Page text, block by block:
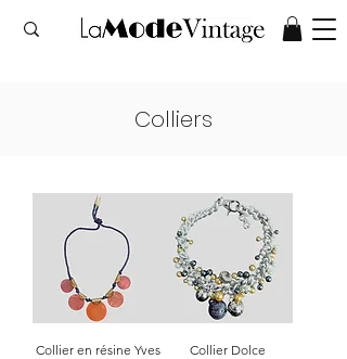
Colliers
Collier en résine Yves
Collier Dolce